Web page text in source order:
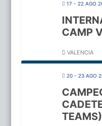
17 - 22 AGO
CAMP
VALENCIA
20 - 23 AGO
TEAMS)